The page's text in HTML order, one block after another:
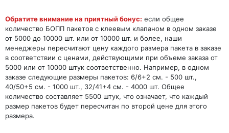
Обратите внимание на приятный бонус: если общее
количество БОПП пакетов с клеевым клапаном в одном заказе
от 5000 до 10000 шт. или от 10000 шт. и более, наши
менеджеры пересчитают цену каждого размера пакета в заказе
в соответствии с ценами, действующими при объеме заказа от
5000 или от 10000 штук соответственно. Например, в одном
заказе следующие размеры пакетов: 6/6+2 см. - 500 шт.,
40/50+5 см. - 1000 шт., 32/41+4 см. - 4000 шт. Общее
количество составляет 5500 штук, что означает, что каждый
размер пакетов будет пересчитан по второй цене для этого
размера.